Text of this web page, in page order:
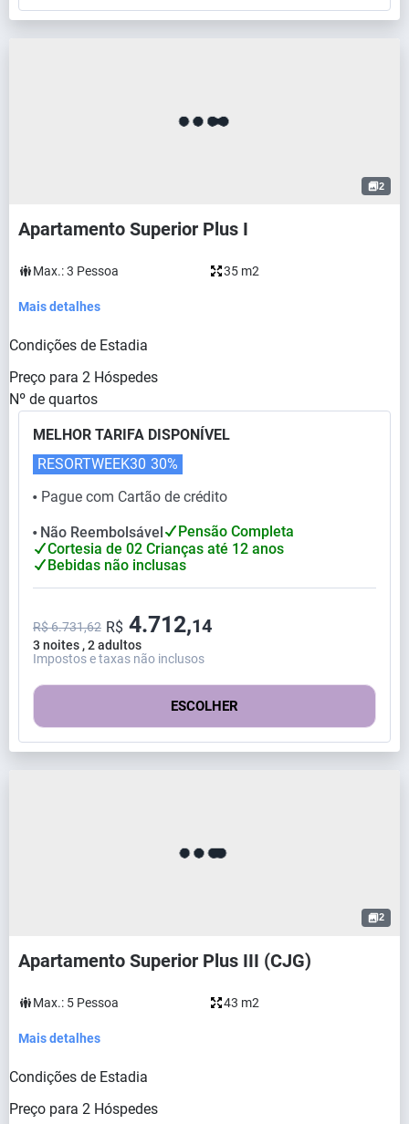
2
Apartamento Superior Plus I
Max.:3 Pessoa 35 m2
Mais detalhes
Condições de Estadia
Preço para 2 Hóspedes
Nº de quartos
MELHOR TARIFA DISPONÍVEL
⬤ Pague com Cartão de crédito
RESORTWEEK30 30%
⬤ Não Reembolsável
Pensão Completa
Cortesia de 02 Crianças até 12 anos
Bebidas não inclusas
3 noites , 2 adultos
R$ 6.731,62 R$ 4.712,14
Impostos e taxas não inclusos
ESCOLHER
2
Apartamento Superior Plus III (CJG)
Max.: 5 Pessoa 43 m2
Mais detalhes
Condições de Estadia
Preço para 2 Hóspedes